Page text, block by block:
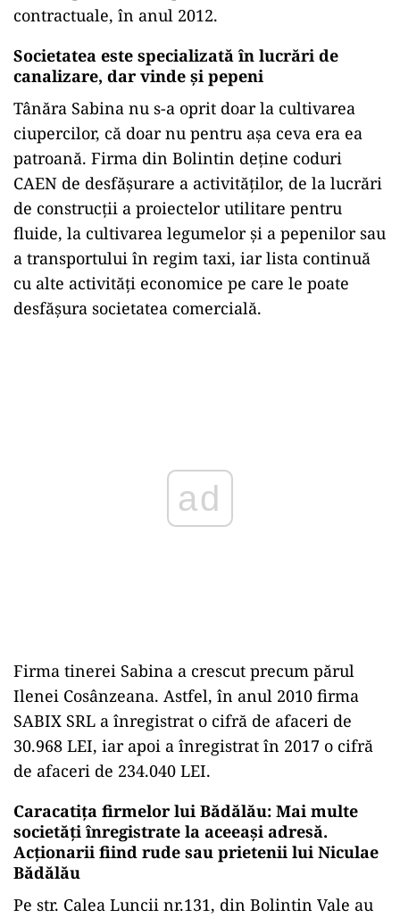
contractuale, în anul 2012.
Societatea este specializată în lucrări de
canalizare, dar vinde și pepeni
Tânăra Sabina nu s-a oprit doar la cultivarea
ciupercilor, că doar nu pentru așa ceva era ea
patroană. Firma din Bolintin deține coduri
CAEN de desfășurare a activităților, de la lucrări
de construcții a proiectelor utilitare pentru
fluide, la cultivarea legumelor și a pepenilor sau
a transportului în regim taxi, iar lista continuă
cu alte activități economice pe care le poate
desfășura societatea comercială.
ad
Firma tinerei Sabina a crescut precum părul
Ilenei Cosânzeana. Astfel, în anul 2010 firma
SABIX SRL a înregistrat o cifră de afaceri de
30.968 LEI, iar apoi a înregistrat în 2017 o cifră
de afaceri de 234.040 LEI.
Caracatița firmelor lui Bădălău: Mai multe
societăți înregistrate la aceeași adresă.
Acționarii fiind rude sau prietenii lui Niculae
Bădălău
Pe str. Calea Luncii nr.131, din Bolintin Vale au